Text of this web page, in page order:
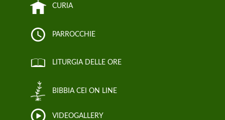
CURIA
PARROCCHIE
LITURGIA DELLE ORE
BIBBIA CEI ON LINE
VIDEOGALLERY